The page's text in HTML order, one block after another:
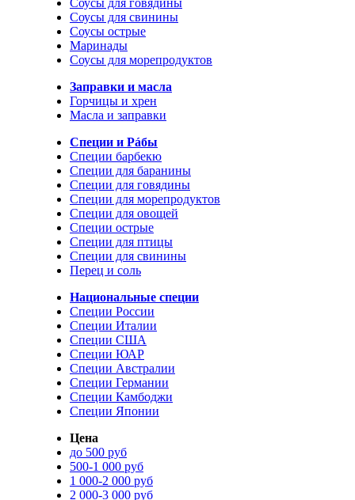
Соусы для говядины
Соусы для свинины
Соусы острые
Маринады
Соусы для морепродуктов
Заправки и масла
Горчицы и хрен
Масла и заправки
Специи и Рáбы
Специи барбекю
Специи для баранины
Специи для говядины
Специи для морепродуктов
Специи для овощей
Специи острые
Специи для птицы
Специи для свинины
Перец и соль
Национальные специи
Специи России
Специи Италии
Специи США
Специи ЮАР
Специи Австралии
Специи Германии
Специи Камбоджи
Специи Японии
Цена
до 500 руб
500-1 000 руб
1 000-2 000 руб
2 000-3 000 руб